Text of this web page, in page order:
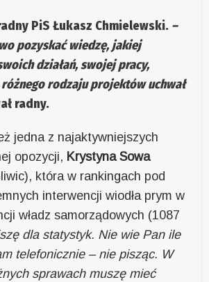
PiSŁukasz Chmielewski. –
pozyskać wiedzę, jakiej
działań, swojej pracy,
rodzaju projektów uchwał
radny.
jedna z najaktywniejszych
opozycji, Krystyna Sowa
która w rankingach pod
interwencji wiodła prym w
władz samorządowych (1087
dla statystyk. Nie wie Pan ile
telefonicznie – nie pisząc. W
sprawach muszę mieć